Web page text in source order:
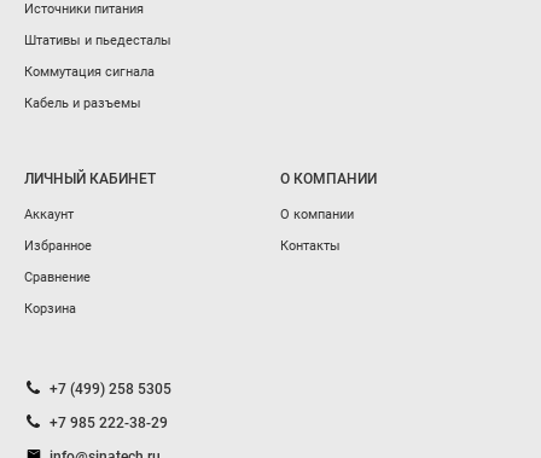
Источники питания
Штативы и пьедесталы
Коммутация сигнала
Кабель и разъемы
ЛИЧНЫЙ КАБИНЕТ
Аккаунт
Избранное
Сравнение
Корзина
О КОМПАНИИ
О компании
Контакты
+7 (499) 258 5305
+7 985 222-38-29